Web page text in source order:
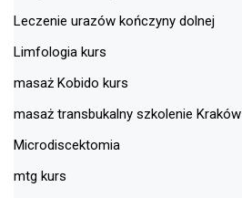
Leczenie urazów kończyny dolnej
Limfologia kurs
masaż Kobido kurs
masaż transbukalny szkolenie Kraków
Microdiscektomia
mtg kurs